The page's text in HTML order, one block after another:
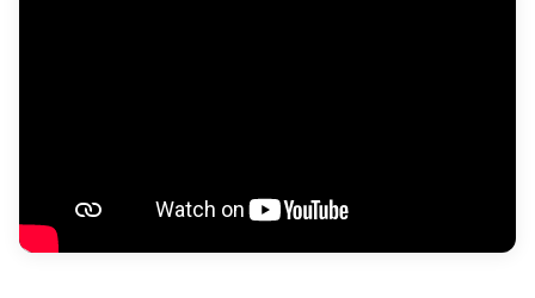
Alarma Todo exterior